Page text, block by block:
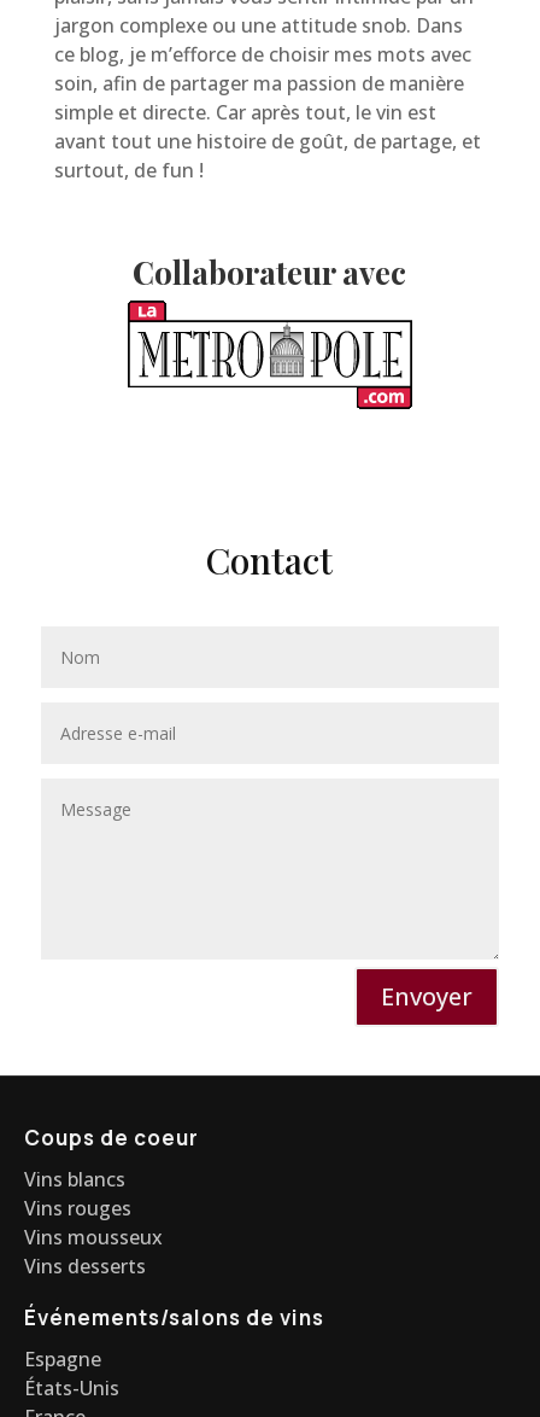
jargon complexe ou une attitude snob. Dans
ce blog, je m’efforce de choisir mes mots avec
soin, afin de partager ma passion de manière
simple et directe. Car après tout, le vin est
avant tout une histoire de goût, de partage, et
surtout, de fun !
Collaborateur avec
Contact
Envoyer
Coups de coeur
Vins blancs
Vins rouges
Vins mousseux
Vins desserts
Événements/salons de vins
Espagne
États-Unis